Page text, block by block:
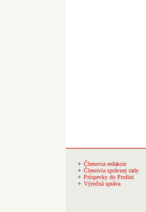
Členovia redakcie
Členovia správnej rady
Príspevky do Profini
Výročná správa